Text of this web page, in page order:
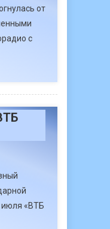
от
с
июля «ВТБ